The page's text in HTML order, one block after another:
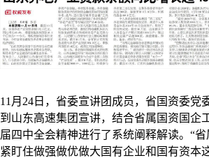
11 月 24 日，省委宣讲团成员，省国资委党
到山东高速集团宣讲，结合省属国资国企
届四中全会精神进行了系统阐释解读。“
紧盯住做强做优做大国有企业和国有资本